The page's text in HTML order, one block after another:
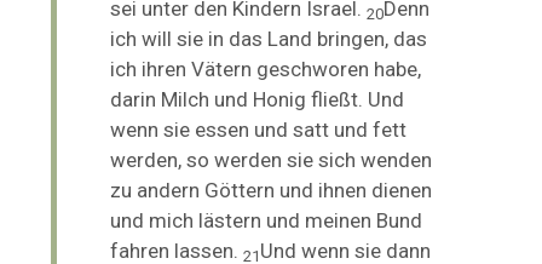
sei unter den Kindern Israel.20Denn
ich will sie in das Land bringen, das
ich ihren Vätern geschworen habe,
darin Milch und Honig fließt. Und
wenn sie essen und satt undfett
werden, so werden sie sich wenden
zu andern Göttern und ihnen dienen
und mich lästern und meinen Bund
fahren lassen.21 Und wenn sie dann